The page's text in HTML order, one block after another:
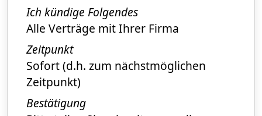
Ich kündige Folgendes
Alle Verträge mit Ihrer Firma
Zeitpunkt
Sofort (d.h. zum nächstmöglichen
Zeitpunkt)
Bestätigung